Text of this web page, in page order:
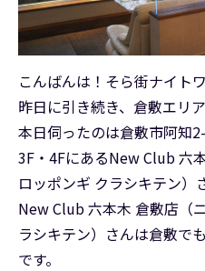
こんばんは！そら街ナイト
昨日に引き続き、倉敷エリ
本日伺ったのは倉敷市阿知
3F・4FにあるNew Club 六
ロッポンギ クラシキテン）
New Club 六本木 倉敷店（
ラシキテン）さんは倉敷で
です。